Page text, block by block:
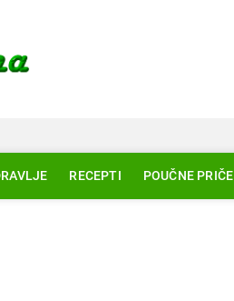
RECEPTI POUČNE PRIČE